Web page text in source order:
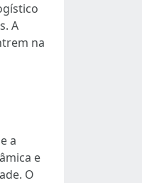
A
na
e a
e
O